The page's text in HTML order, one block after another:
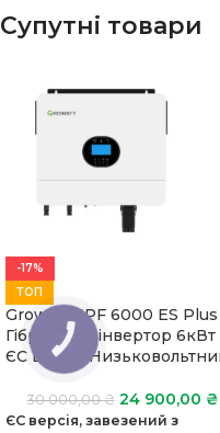
Супутні товари
-17%
ТОП
Growatt SPF 6000 ES Plus
Гібридний інвертор 6кВт
ЄС версія
30 000,00₴ 24 900,00 ₴
ЄС версія, завезений з
КНОПКА
ЗВ'ЯЗКУ